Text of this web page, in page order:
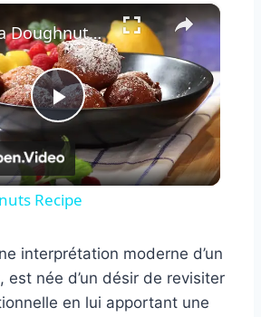
×
Play
Video
Ricotta Doughnuts Recipe
Recipe
interprétation moderne d’un
est née d’un désir de revisiter
en lui apportant une